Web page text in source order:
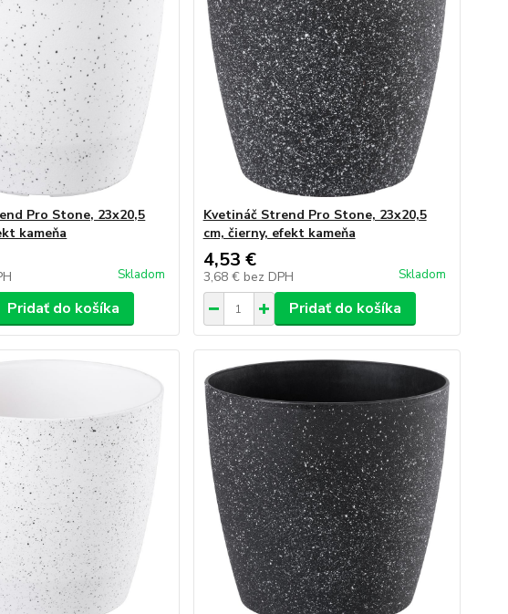
Pro Stone, 23x20,5
kameňa
Skladom
Pridať do košíka
Kvetináč Strend Pro Stone, 23x20,5
cm, čierny, efekt kameňa
4,53 €
3,68 € bez DPH Skladom
Pridať do košíka